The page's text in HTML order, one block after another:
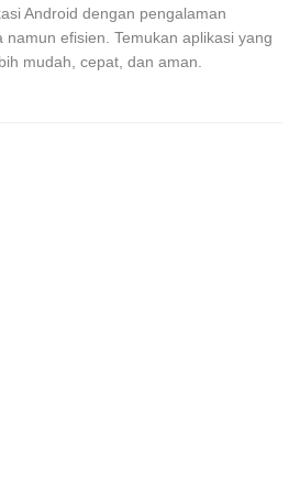
sesekali.
mengganggu.
di beberapa area.
Instal Bus Simulator
Bus Simulator Indonesia
Waktu unduh biasanya beberapa
versi APK, jadi pastikan
sebelum mengunduh.
pindah jaringan agar file
lanjutkan instalasi seperti
kamu mungkin diminta
sumber yang dikenal. Setelah
Android dengan pengalaman
efisien. Temukan aplikasi yang
mudah, cepat, dan aman.